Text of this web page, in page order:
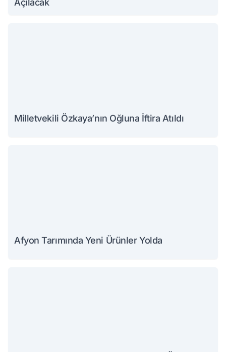
Açılacak
Milletvekili Özkaya’nın Oğluna İftira Atıldı
Afyon Tarımında Yeni Ürünler Yolda